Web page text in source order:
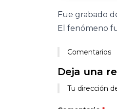
Fue grabado
El fenómeno
Comentarios
Deja una
Tu dirección